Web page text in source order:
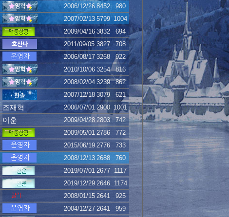
2006/12/26 8452 980
2007/02/13 5799 1004
2009/04/16 3832 694
2011/09/05 3827 708
2006/08/17 3268 922
2010/10/06 3254 816
2008/02/04 3239 862
2007/12/18 3079 621
조재혁 2006/07/01 2900 1001
이훈 2009/04/28 2803 742
2009/05/01 2786 772
2015/06/19 2776 733
2008/12/13 2688 760
2019/07/01 2677 1117
2019/12/29 2646 1174
2008/01/15 2641 925
2004/12/27 2641 959